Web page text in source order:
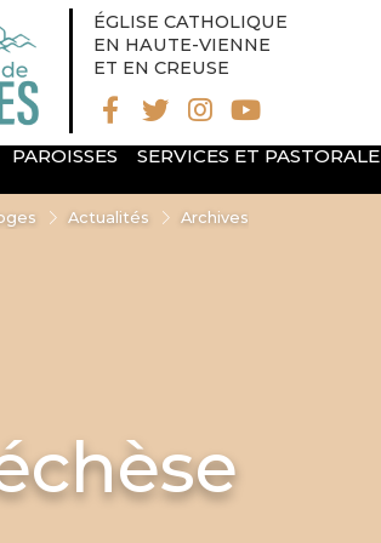
ÉGLISE CATHOLIQUE
EN HAUTE-VIENNE
ET EN CREUSE
PAROISSES SERVICES ET PASTORALE
Actualités Archives